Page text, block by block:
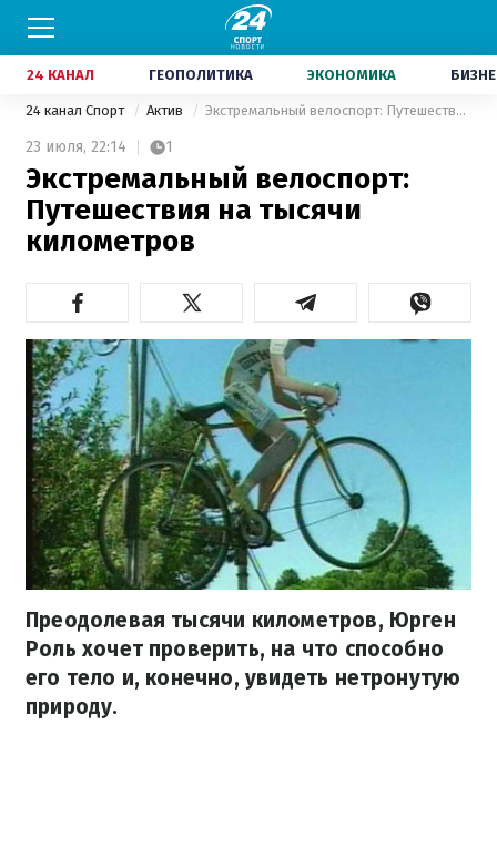
24 КАНАЛ ГЕОПОЛИТИКА ЭКОНОМИКА
24 канал Спорт Актив Экстремальный велоспорт: Путешествия на тысячи километров
23 июля, 22:14 1
Экстремальный велоспорт:
Путешествия на тысячи
километров
Преодолевая тысячи километров, Юрген
Роль хочет проверить, на что способно
его тело и, конечно, увидеть нетронутую
природу.